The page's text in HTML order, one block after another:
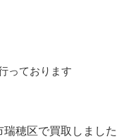
っております
穂区で買取しました